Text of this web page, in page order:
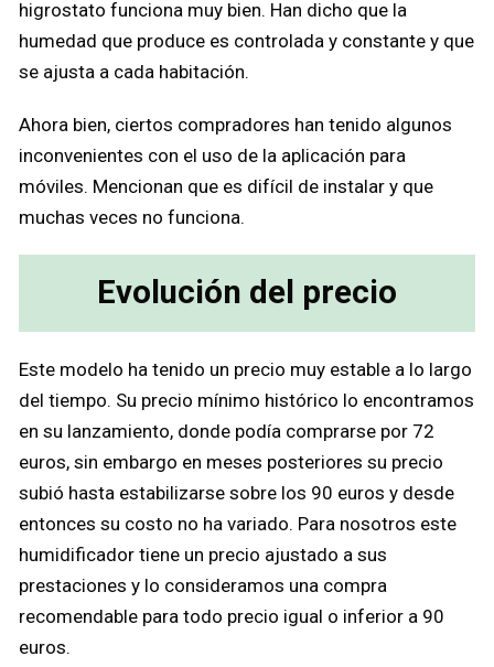
higrostato funciona muy bien. Han dicho que la
humedad que produce es controlada y constante y que
se ajusta a cada habitación.
Ahora bien, ciertos compradores han tenido algunos
inconvenientes con el uso de la aplicación para
móviles. Mencionan que es difícil de instalar y que
muchas veces no funciona.
Evolución del precio
Este modelo ha tenido un precio muy estable a lo largo
del tiempo. Su precio mínimo histórico lo encontramos
en su lanzamiento, donde podía comprarse por 72
euros, sin embargo en meses posteriores su precio
subió hasta estabilizarse sobre los 90 euros y desde
entonces su costo no ha variado. Para nosotros este
humidificador tiene un precio ajustado a sus
prestaciones y lo consideramos una compra
recomendable para todo precio igual o inferior a 90
euros.